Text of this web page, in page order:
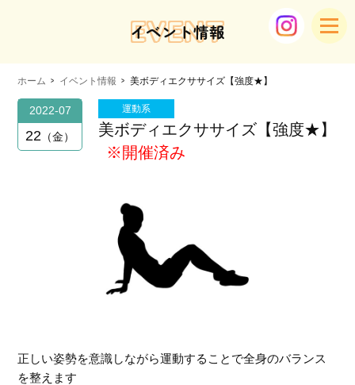
EVENT
イベント情報
ホーム イベント情報 美ボディエクササイズ【強度★】
2022-07
22 金
運動系
美ボディエクササイズ【強度★】
※開催済み
正しい姿勢を意識しながら運動することで全身のバランス
を整えます